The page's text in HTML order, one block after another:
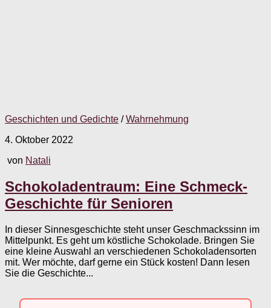
Geschichten und Gedichte /Wahrnehmung
4. Oktober 2022
von Natali
Schokoladentraum: Eine Schmeck-
Geschichte für Senioren
In dieser Sinnesgeschichte steht unser Geschmackssinn im
Mittelpunkt. Es geht um köstliche Schokolade. Bringen Sie
eine kleine Auswahl an verschiedenen Schokoladensorten
mit. Wer möchte, darf gerne ein Stück kosten! Dann lesen
Sie die Geschichte...